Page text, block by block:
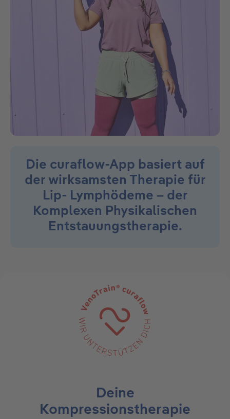
Die curaflow-App basiert auf
der wirksamsten Therapie für
Lip- Lymphödeme – der
Komplexen Physikalischen
Entstauungstherapie.
Deine
Kompressionstherapie